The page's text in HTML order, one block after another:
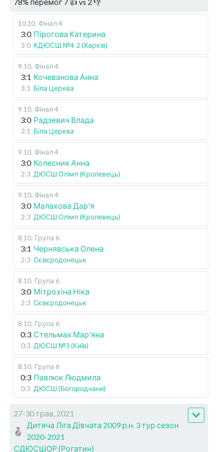
10.10. Фінал 4
3:0 Пірогова Катерина
3:0 КДЮСШ №4-2 (Харків)
9.10. Фінал 4
3:1 Кочеванова Анна
3:1 Біла Церква
9.10. Фінал 4
3:0 Радзевич Влада
3:1 Біла Церква
9.10. Фінал 4
3:0 Колесник Анна
2:3 ДЮСШ Олімп (Кролевець)
9.10. Фінал 4
3:0 Малахова Дар'я
2:3 ДЮСШ Олімп (Кролевець)
8.10. Група 6
3:1 Чернявська Олена
2:3 Сєвєродонецьк
8.10. Група 6
3:0 Мітрохіна Ніка
2:3 Сєвєродонецьк
8.10. Група 6
0:3 Стельмах Мар'яна
0:3 ДЮСШ №3 (Київ)
8.10. Група 6
0:3 Павлюк Людмила
0:3 ДЮСШ (Богородчани)
27-30 трав, 2021
Дитяча Ліга Дівчата 2009 р.н. 3 тур сезон
2020-2021
СДЮСШОР (Рогатин)